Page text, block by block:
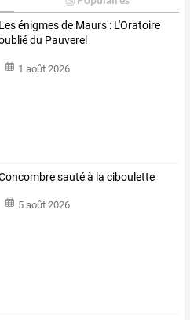
Les énigmes de Maurs : L'Oratoire
du Pauverel
1 août 2026
sauté à la ciboulette
5 août 2026